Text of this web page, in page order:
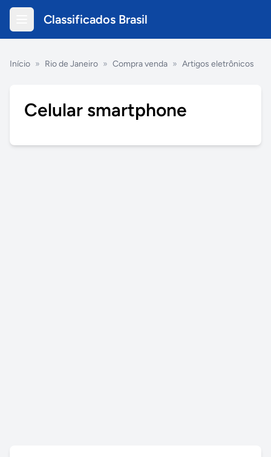
Classificados Brasil
Início » Rio de Janeiro » Compra venda » Artigos eletrônicos
Celular smartphone